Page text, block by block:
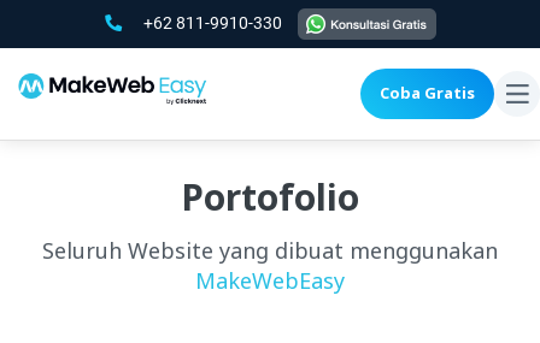
+62 811-9910-330
Coba Gratis
Portofolio
Seluruh Website yang dibuat menggunakan
MakeWebEasy